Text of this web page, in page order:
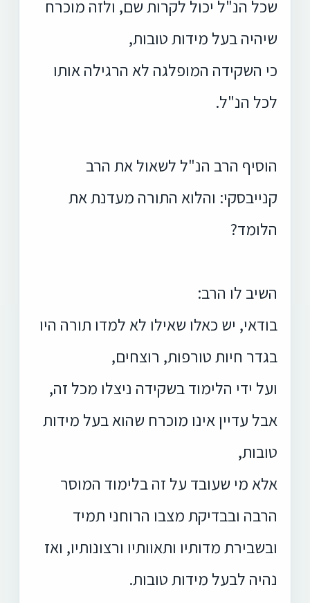
שכל הנ"ל יכול לקרותשם, ולזה מוכרח
שיהיה בעל מידות טובות,
כי השקידה המופלגה לא הרגילה אותו
לכל הנ"ל.
הוסיף הרב הנ"ל לשאול את הרב
קנייבסקי: והלוא התורה מעדנת את
הלומד?
השיב לו הרב:
בודאי, יש כאלו שאילו לא למדו תורה היו
בגדר חיות טורפות, רוצחים,
ועל ידי הלימוד בשקידה ניצלו מכל זה,
אבל עדיין אינו מוכרח שהוא בעל מידות
טובות,
אלא מי שעובד על זה בלימוד המוסר
הרבה ובבדיקת מצבו הרוחני תמיד
ובשבירת מדותיו ותאוותיו ורצונותיו, ואז
נהיה לבעל מידות טובות.